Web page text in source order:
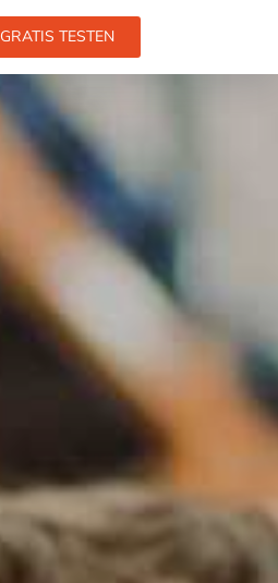
GRATIS TESTEN